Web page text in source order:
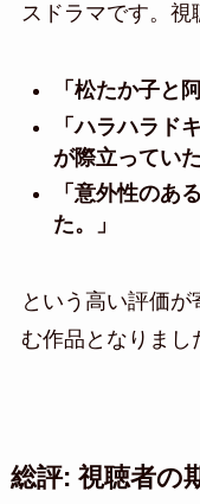
スドラマです。視
「松たか子と
「ハラハラド
が際立っていた
「意外性のあ
た。」
という高い評価
む作品となりまし
総評: 視聴者の